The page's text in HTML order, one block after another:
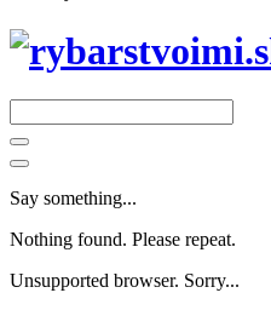
Say something...
Nothing found. Please repeat.
Unsupported browser. Sorry...